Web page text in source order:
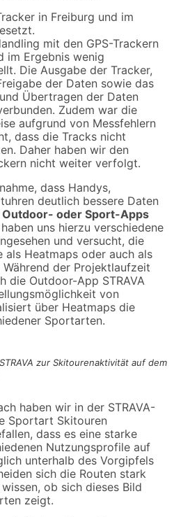
in Freiburg und im
mit den GPS-Trackern
im Ergebnis wenig
Die Ausgabe der Tracker,
der Daten sowie das
Übertragen der Daten
Zudem war die
aufgrund von Messfehlern
dass die Tracks nicht
Daher haben wir den
nicht weiter verfolgt.
dass Handys,
deutlich bessere Daten
Outdoor- oder Sport-Apps
uns hierzu verschiedene
und versucht, die
als Heatmaps oder auch als
der Projektlaufzeit
Outdoor-App STRAVA
von
über Heatmaps die
Sportarten.
zur Skitourenaktivität auf dem
haben wir in der STRAVA-
Sportart Skitouren
dass es eine starke
Nutzungsprofile auf
unterhalb des Vorgipfels
sich die Routen stark
ob sich dieses Bild
zeigt.